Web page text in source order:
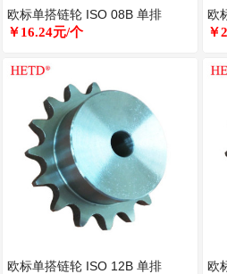
欧标单搭链轮 ISO 08B 单排
￥16.24元/个
欧标单搭链轮 ISO 12B 单排
欧
￥
欧